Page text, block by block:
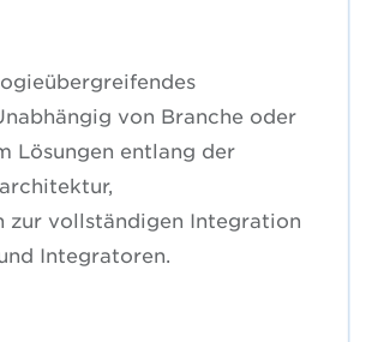
von Branche oder
Lösungen entlang der
zur vollständigen Integration
Integratoren.